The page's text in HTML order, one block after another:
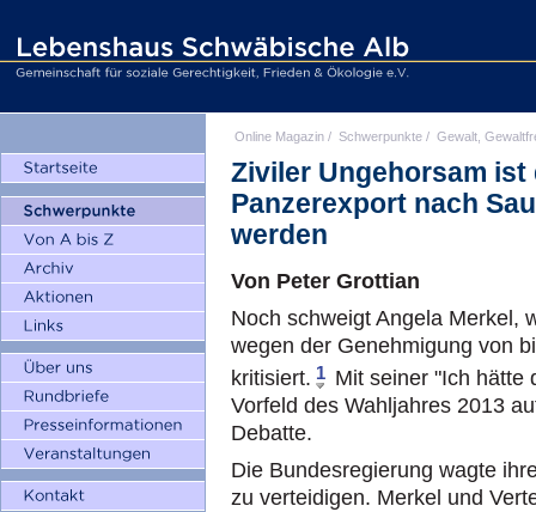
Online Magazin / Schwerpunkte / Gewalt,
Ziviler Ungehorsam
Panzerexport nach
werden
Von Peter Grottian
Noch schweigt Angela Merkel,
wegen der Genehmigung von
kritisiert. 1 Mit seiner "Ich hätte
Vorfeld des Wahljahres 2013
Debatte.
Die Bundesregierung wagte
zu verteidigen. Merkel und